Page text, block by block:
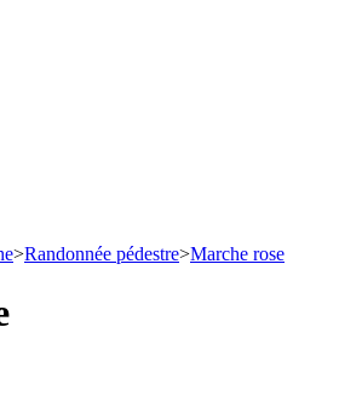
>Randonnée pédestre>Marche rose